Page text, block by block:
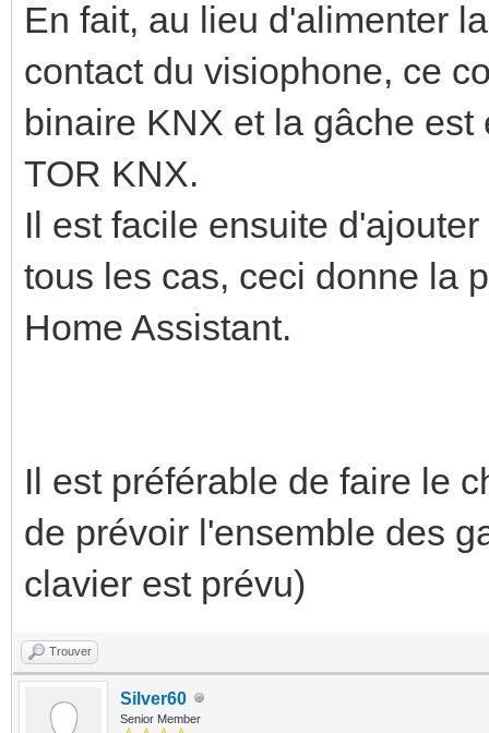
En fait, au lieu d'alimenter
contact du visiophone, ce
binaire KNX et la gâche
TOR KNX.
Il est facile ensuite
tous les cas, ceci donne la
Home Assistant.
Il est préférable de faire le
de prévoir l'ensemble des
clavier est prévu)
Trouver
Silver60
Senior Member